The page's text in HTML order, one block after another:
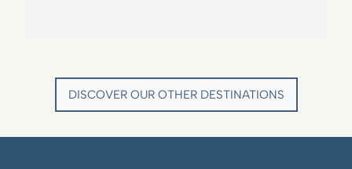
DISCOVER OUR OTHER DESTINATIONS